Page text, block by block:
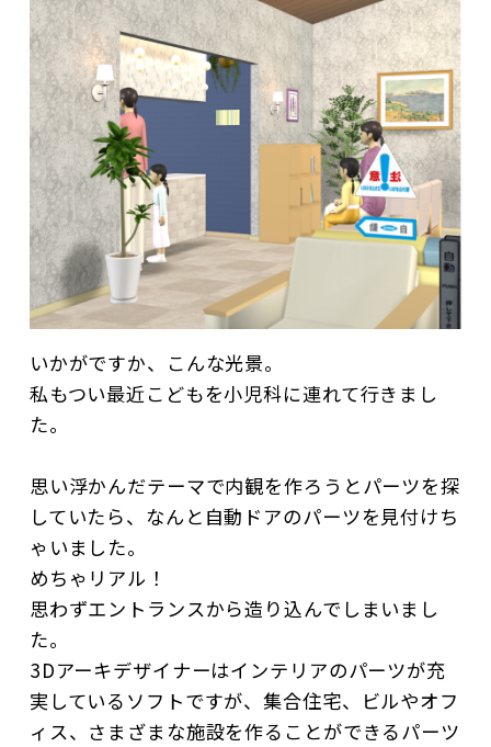
いかがですか、こんな光景。
私もつい最近こどもを小児科に連れて行きまし
た。
思い浮かんだテーマで内観を作ろうとパーツを探
していたら、なんと自動ドアのパーツを見付けち
ゃいました。
めちゃリアル！
思わずエントランスから造り込んでしまいまし
た。
3Dアーキデザイナーはインテリアのパーツが充
実しているソフトですが、集合住宅、ビルやオフ
ィス、さまざまな施設を作ることができるパーツ